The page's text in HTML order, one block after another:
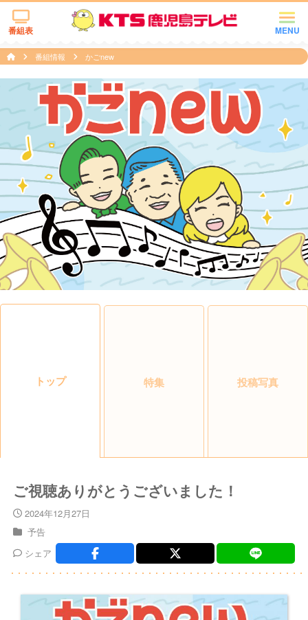
MENU
番組表
番組情報 かごnew
トップ 特集 投稿写真
ご視聴ありがとうございました！
2024年12月27日
予告
シェア